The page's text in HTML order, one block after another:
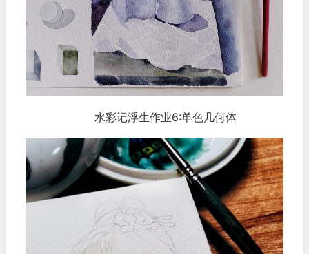
水彩记浮生作业6:单色几何体